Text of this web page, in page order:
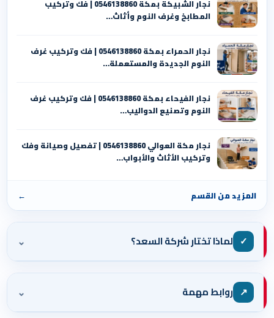
نجار الشبيكة بمكة 0546138860⁩ | فك وتركيب
المطابخ وغرف النوم وأثاث…
نجار الحمراء بمكة 0546138860⁩ | فك وتركيب غرف
النوم الجديدة والمستعملة…
نجار الفيحاء بمكة 0546138860⁩ | فك وتركيب غرف
النوم وتصنيع الدواليب…
نجار مكة العوالي 0546138860⁩ | تفصيل وصيانة وفك
وتركيب الأثاث والأبواب…
المزيد من القسم ←
✓ لماذا تختار شركة السعد؟ ⌄
↗ روابط مهمة ⌄